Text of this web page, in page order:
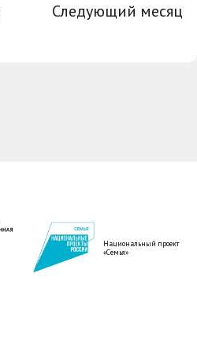
Следующий месяц
Национальный проект
«Семья»